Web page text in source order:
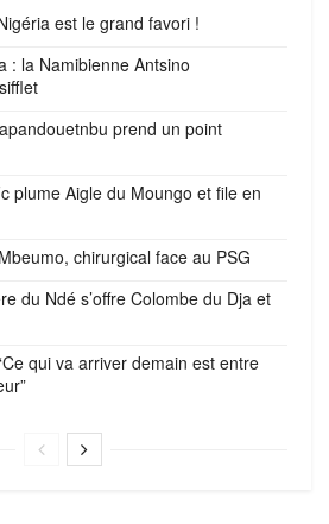
est le grand favori !
: la Namibienne Antsino
prend un point
plume Aigle du Moungo et file en
chirurgical face au PSG
du Ndé s’offre Colombe du Dja et
qui va arriver demain est entre